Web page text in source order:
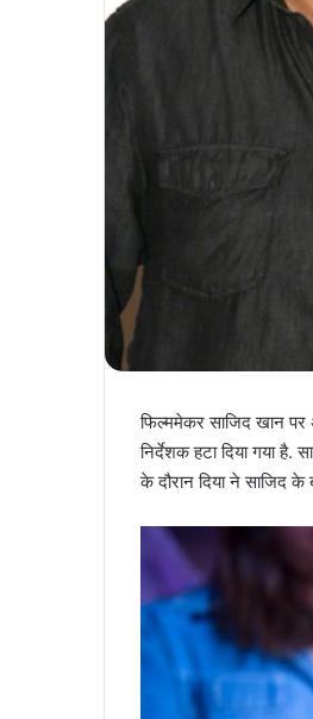
फिल्ममेकर साजिद खान
निर्देशक हटा दिया गया है.
के दौरान दिया ने साजिद के